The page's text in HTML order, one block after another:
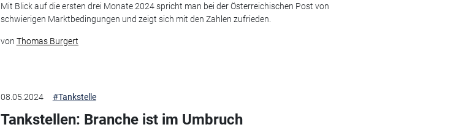
Mit Blick auf die ersten drei Monate 2024 spricht man bei der Österreichischen Post von
schwierigen Marktbedingungen und zeigt sich mit den Zahlen zufrieden.
von Thomas Burgert
08.05.2024 #Tankstelle
Tankstellen: Branche ist im Umbruch